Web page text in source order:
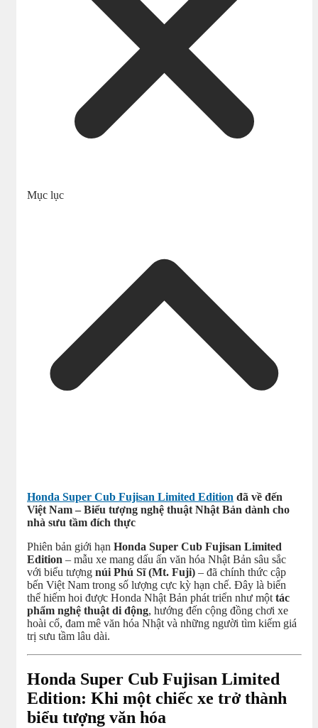
Mục lục
Honda Super Cub Fujisan Limited Edition đã về đến
Việt Nam – Biểu tượng nghệ thuật Nhật Bản dành cho
nhà sưu tầm đích thực
Phiên bản giới hạn Honda Super Cub Fujisan Limited
Edition – mẫu xe mang dấu ấn văn hóa Nhật Bản sâu sắc
với biểu tượng núi Phú Sĩ (Mt. Fuji) – đã chính thức cập
bến Việt Nam trong số lượng cực kỳ hạn chế. Đây là biến
thể hiếm hoi được Honda Nhật Bản phát triển như một tác
phẩm nghệ thuật di động, hướng đến cộng đồng chơi xe
hoài cổ, đam mê văn hóa Nhật và những người tìm kiếm giá
trị sưu tầm lâu dài.
Honda Super Cub Fujisan Limited
Edition: Khi một chiếc xe trở thành
biểu tượng văn hóa